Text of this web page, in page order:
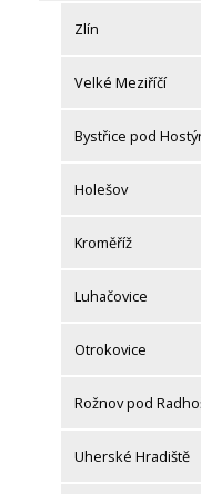
Zlín
Velké Meziříčí
Bystřice pod
Holešov
Kroměříž
Luhačovice
Otrokovice
Rožnov pod
Uherské Hradiště